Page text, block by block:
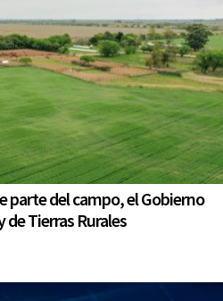
parte del campo, el Gobierno
Tierras Rurales